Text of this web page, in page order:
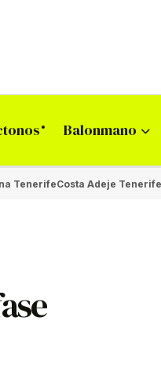
Balonmano
TenerifeCosta Adeje Tenerife